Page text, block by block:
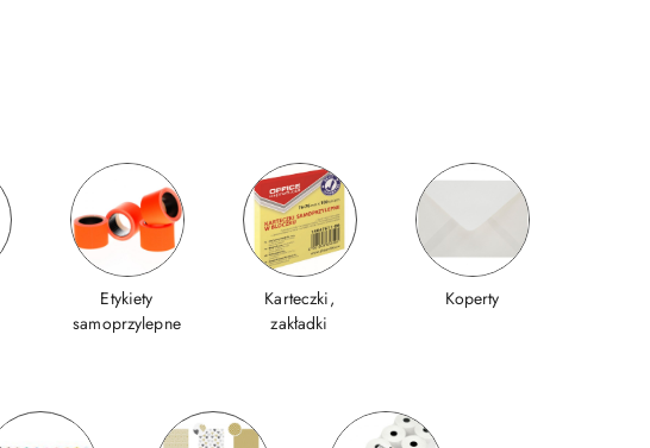
Etykiety
samoprzylepne
Karteczki,
zakładki
Koperty